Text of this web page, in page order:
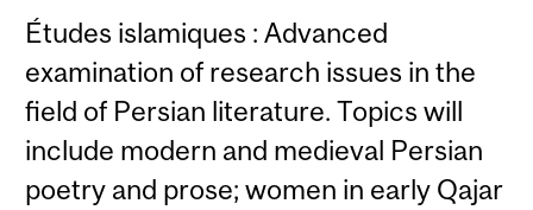
Études islamiques : Advanced
examination of research issues in the
field of Persian literature. Topics will
include modern and medieval Persian
poetry and prose; women in early Qajar